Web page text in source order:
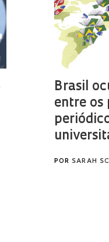
Brasil
entre os
POR SARAH